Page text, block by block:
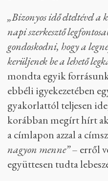
„Bizonyos idő elteltével
napi szerkesztő
gondoskodni, hogy a
kerüljenek be a lehető
mondta egyik
ebbéli igyekezetében
gyakorlattól teljesen
korábban megírt hírt
a címlapon azzal a
nagyon menne”– erről
együttesen tudta